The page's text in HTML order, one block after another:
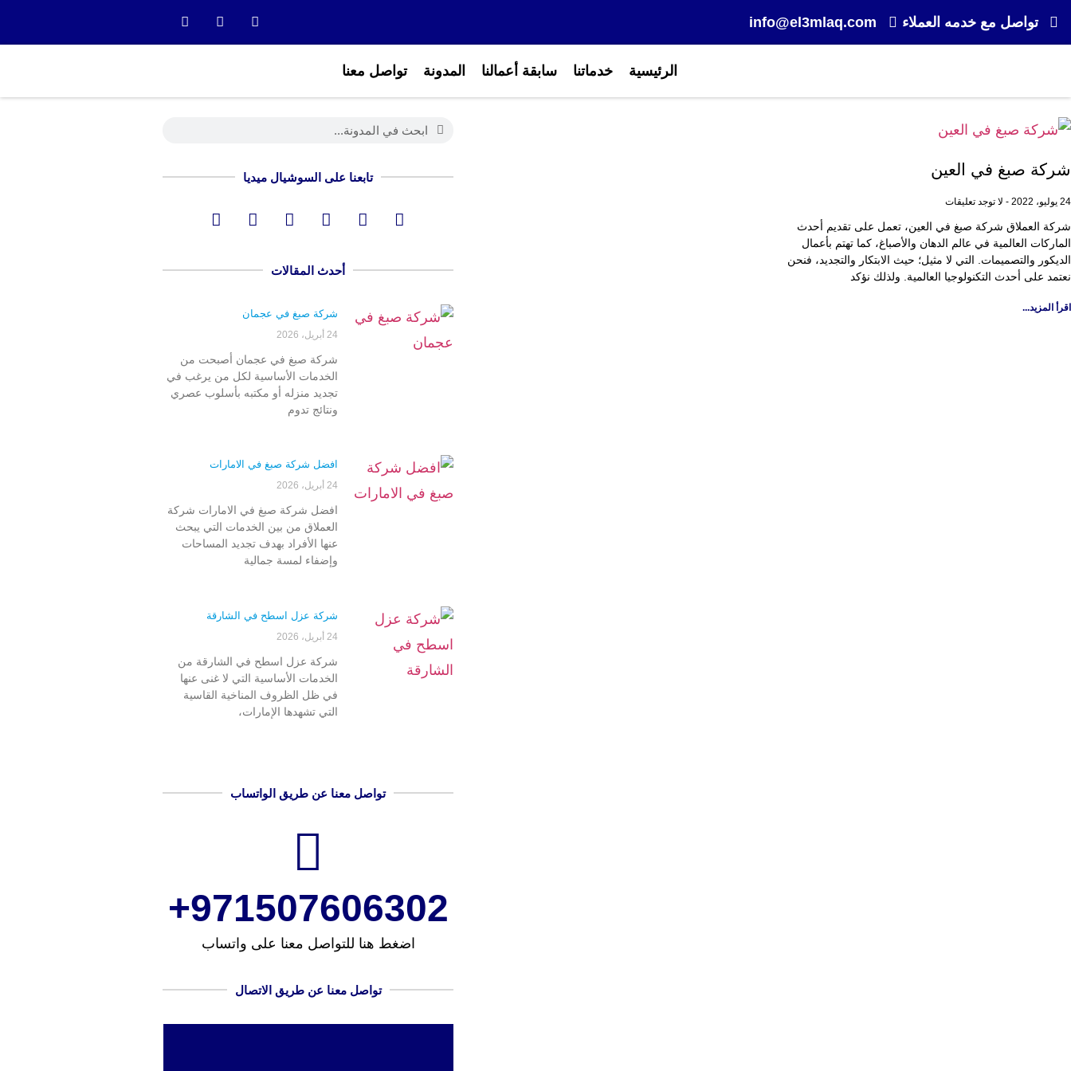
تواصل مع خدمه العملاء info@el3mlaq.com
الرئيسية خدماتنا سابقة أعمالنا المدونة تواصل معنا
شركة صبغ في العين
24 يوليو، 2022 لا توجد تعليقات
شركة العملاق شركة صبغ في العين، تعمل على تقديم أحدث
الماركات العالمية في عالم الدهان والأصباغ، كما تهتم بأعمال
الديكور والتصميمات. التي لا مثيل؛ حيث الابتكار والتجديد، فنحن
نعتمد على أحدث التكنولوجيا العالمية. ولذلك نؤكد
اقرأ المزيد...
تابعنا على السوشيال ميديا
أحدث المقالات
شركة صبغ في عجمان
24 أبريل، 2026
شركة صبغ في عجمان أصبحت من
الخدمات الأساسية لكل من يرغب في
تجديد منزله أو مكتبه بأسلوب عصري
ونتائج تدوم
افضل شركة صبغ في الامارات
24 أبريل، 2026
افضل شركة صبغ في الامارات شركة
العملاق من بين الخدمات التي يبحث
عنها الأفراد بهدف تجديد المساحات
وإضفاء لمسة جمالية
شركة عزل اسطح في الشارقة
24 أبريل، 2026
شركة عزل اسطح في الشارقة من
الخدمات الأساسية التي لا غنى عنها
في ظل الظروف المناخية القاسية
التي تشهدها الإمارات،
تواصل معنا عن طريق الواتساب
971507606302+
اضغط هنا للتواصل معنا على واتساب
تواصل معنا عن طريق الاتصال